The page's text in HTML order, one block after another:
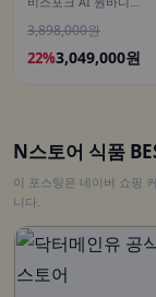
입 1등급
3,898,000원
22%3,049,000원
N스토어 식품
이 포스팅은 네이버 쇼핑
니다.